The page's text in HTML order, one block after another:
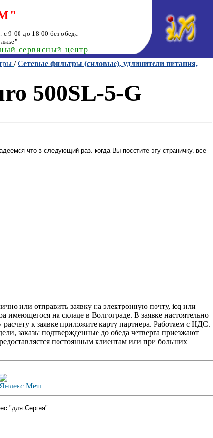
9-00 до 18-00 без обеда
сервисный центр
/Сетевые фильтры (силовые), удлинители питания,
500SL-5-G
что в следующий раз, когда Вы посетите эту страничку, все
или отправить заявку на электронную почту, icq или
имеющегося на складе в Волгограде. В заявке настоятельно
к заявке приложите карту партнера. Работаем с НДС.
заказы подтвержденные до обеда четверга приезжают
постоянным клиентам или при больших
"для Сергея"